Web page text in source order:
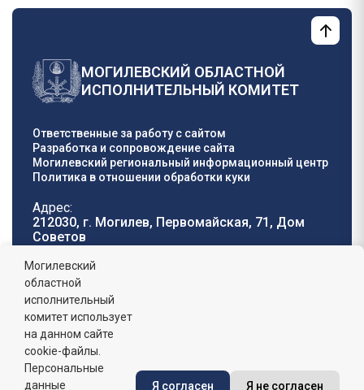
МОГИЛЕВСКИЙ ОБЛАСТНОЙ
ИСПОЛНИТЕЛЬНЫЙ КОМИТЕТ
Ответственные за работу с сайтом
Разработка и сопровождение сайта
Могилевский региональный информационный центр
Политика в отношении обработки куки
Адрес:
212030, г. Могилев, Первомайская, 71, Дом
Cоветов
Телефон горячей
линии:
8 (0222) 71-32-55
График работы:
пн-пт: 8.00 - 17.00, сб-вс: выходной,
обеденный перерыв: 13:00 - 14:00
Сайт зарегистрирован в Государственном регистре
Могилевский
областной
исполнительный
комитет использует
на данном сайте
cookie-файлы.
Персональные
данные
Я согласен Я не согласен